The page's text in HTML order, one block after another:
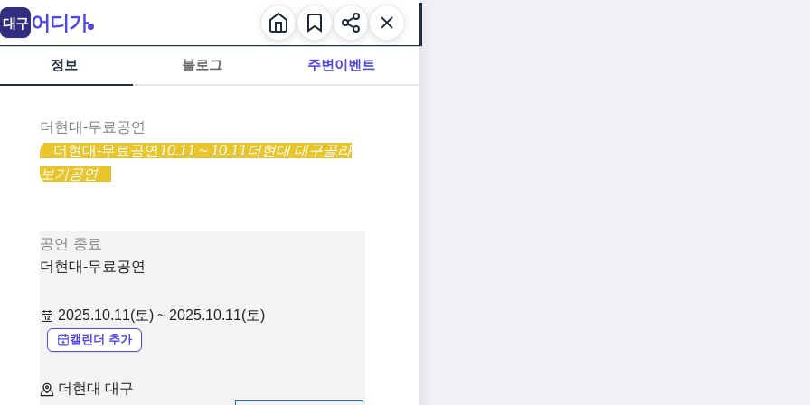
정보 블로그 주변이벤트
더현대-무료공연
더현대-무료공연 10.11 ~ 10.11 더현대 대구골라
보기공연
공연 종료
더현대-무료공연
2025.10.11(토) ~ 2025.10.11(토)
캘린더 추가
더현대 대구
대구 어디가